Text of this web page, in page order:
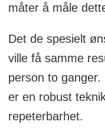
måter å måle
Det de spesielt
ville få samme
person to
er en robust
repeterbarhet.